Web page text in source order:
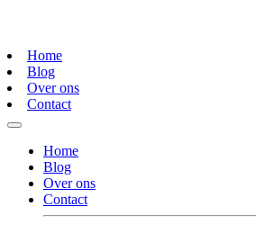
Home
Blog
Over ons
Contact
Home
Blog
Over ons
Contact